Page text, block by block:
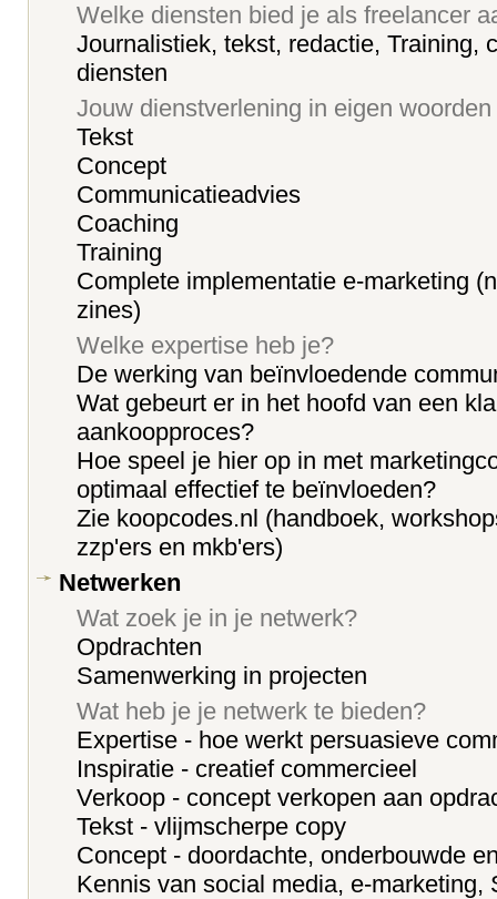
Welke diensten bied je als freelancer
Journalistiek, tekst, redactie, Training,
diensten
Jouw dienstverlening in eigen woorden
Tekst
Concept
Communicatieadvies
Coaching
Training
Complete implementatie e-marketing
zines)
Welke expertise heb je?
De werking van beïnvloedende
Wat gebeurt er in het hoofd van een
aankoopproces?
Hoe speel je hier op in met
optimaal effectief te beïnvloeden?
Zie koopcodes.nl (handboek,
zzp'ers en mkb'ers)
Netwerken
Wat zoek je in je netwerk?
Opdrachten
Samenwerking in projecten
Wat heb je je netwerk te bieden?
Expertise - hoe werkt persuasieve
Inspiratie - creatief commercieel
Verkoop - concept verkopen aan
Tekst - vlijmscherpe copy
Concept - doordachte, onderbouwde
Kennis van social media, e-marketing,